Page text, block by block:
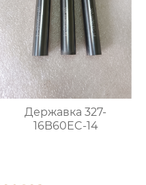
Державка 327-
16B60EC-14